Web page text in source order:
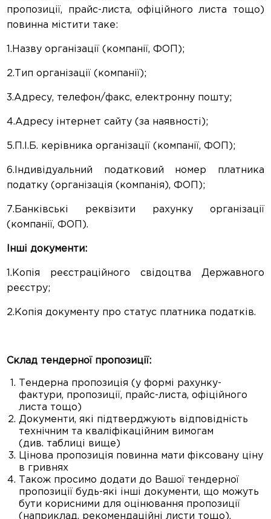
пропозиції, прайс-листа, офіційного листа тощо)
повинна містити таке:
1.Назву організації (компанії, ФОП);
2.Тип організації (компанії);
3.Адресу, телефон/факс, електронну пошту;
4.Адресу інтернет сайту (за наявності);
5.П.І.Б. керівника організації (компанії, ФОП);
6.Індивідуальний податковий номер платника
податку (організація (компанія), ФОП);
7.Банківські реквізити рахунку організації
(компанії, ФОП).
Інші документи:
1.Копія реєстраційного свідоцтва Державного
реєстру;
2.Копія документу про статус платника податків.
Склад тендерної пропозиції:
Тендерна пропозиція (у формі рахунку-
фактури, пропозиції, прайс-листа, офіційного
листа тощо)
Документи, які підтверджують відповідність
технічним та кваліфікаційним вимогам
(див. таблиці вище)
Цінова пропозиція повинна мати фіксовану ціну
в гривнях
Також просимо додати до Вашої тендерної
пропозиції будь-які інші документи, що можуть
бути корисними для оцінювання пропозиції
(наприклад, рекомендаційні листи тощо).